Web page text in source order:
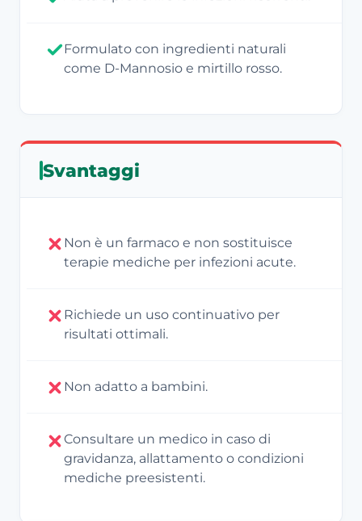
Formulato con ingredienti naturali
come D-Mannosio e mirtillo rosso.
Svantaggi
Non è un farmaco e non sostituisce
terapie mediche per infezioni acute.
Richiede un uso continuativo per
risultati ottimali.
Non adatto a bambini.
Consultare un medico in caso di
gravidanza, allattamento o condizioni
mediche preesistenti.